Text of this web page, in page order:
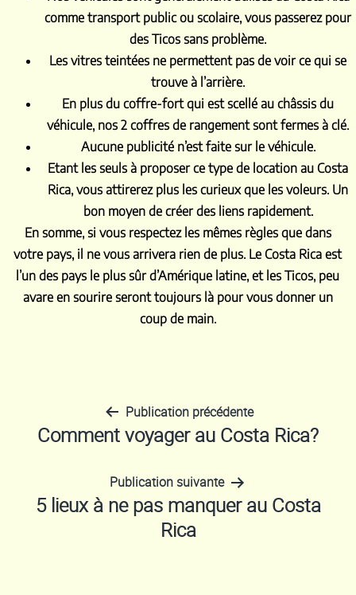
comme transport public ou scolaire, vous passerez pour
des Ticos sans problème.
Les vitres teintées ne permettent pas de voir ce qui se
trouve à l’arrière.
En plus du coffre-fort qui est scellé au châssis du
véhicule, nos 2 coffres de rangement sont fermes à clé.
Aucune publicité n’est faite sur le véhicule.
Etant les seuls à proposer ce type de location au Costa
Rica, vous attirerez plus les curieux que les voleurs. Un
bon moyen de créer des liens rapidement.
En somme, si vous respectez les mêmes règles que dans
votre pays, il ne vous arrivera rien de plus. Le Costa Rica est
l’un des pays le plus sûr d’Amérique latine, et les Ticos, peu
avare en sourire seront toujours là pour vous donner un
coup de main.
NavigationPublication précédente
Comment voyager au Costa Rica?
Publication suivante
5 lieux à ne pas manquer au Costa
Rica